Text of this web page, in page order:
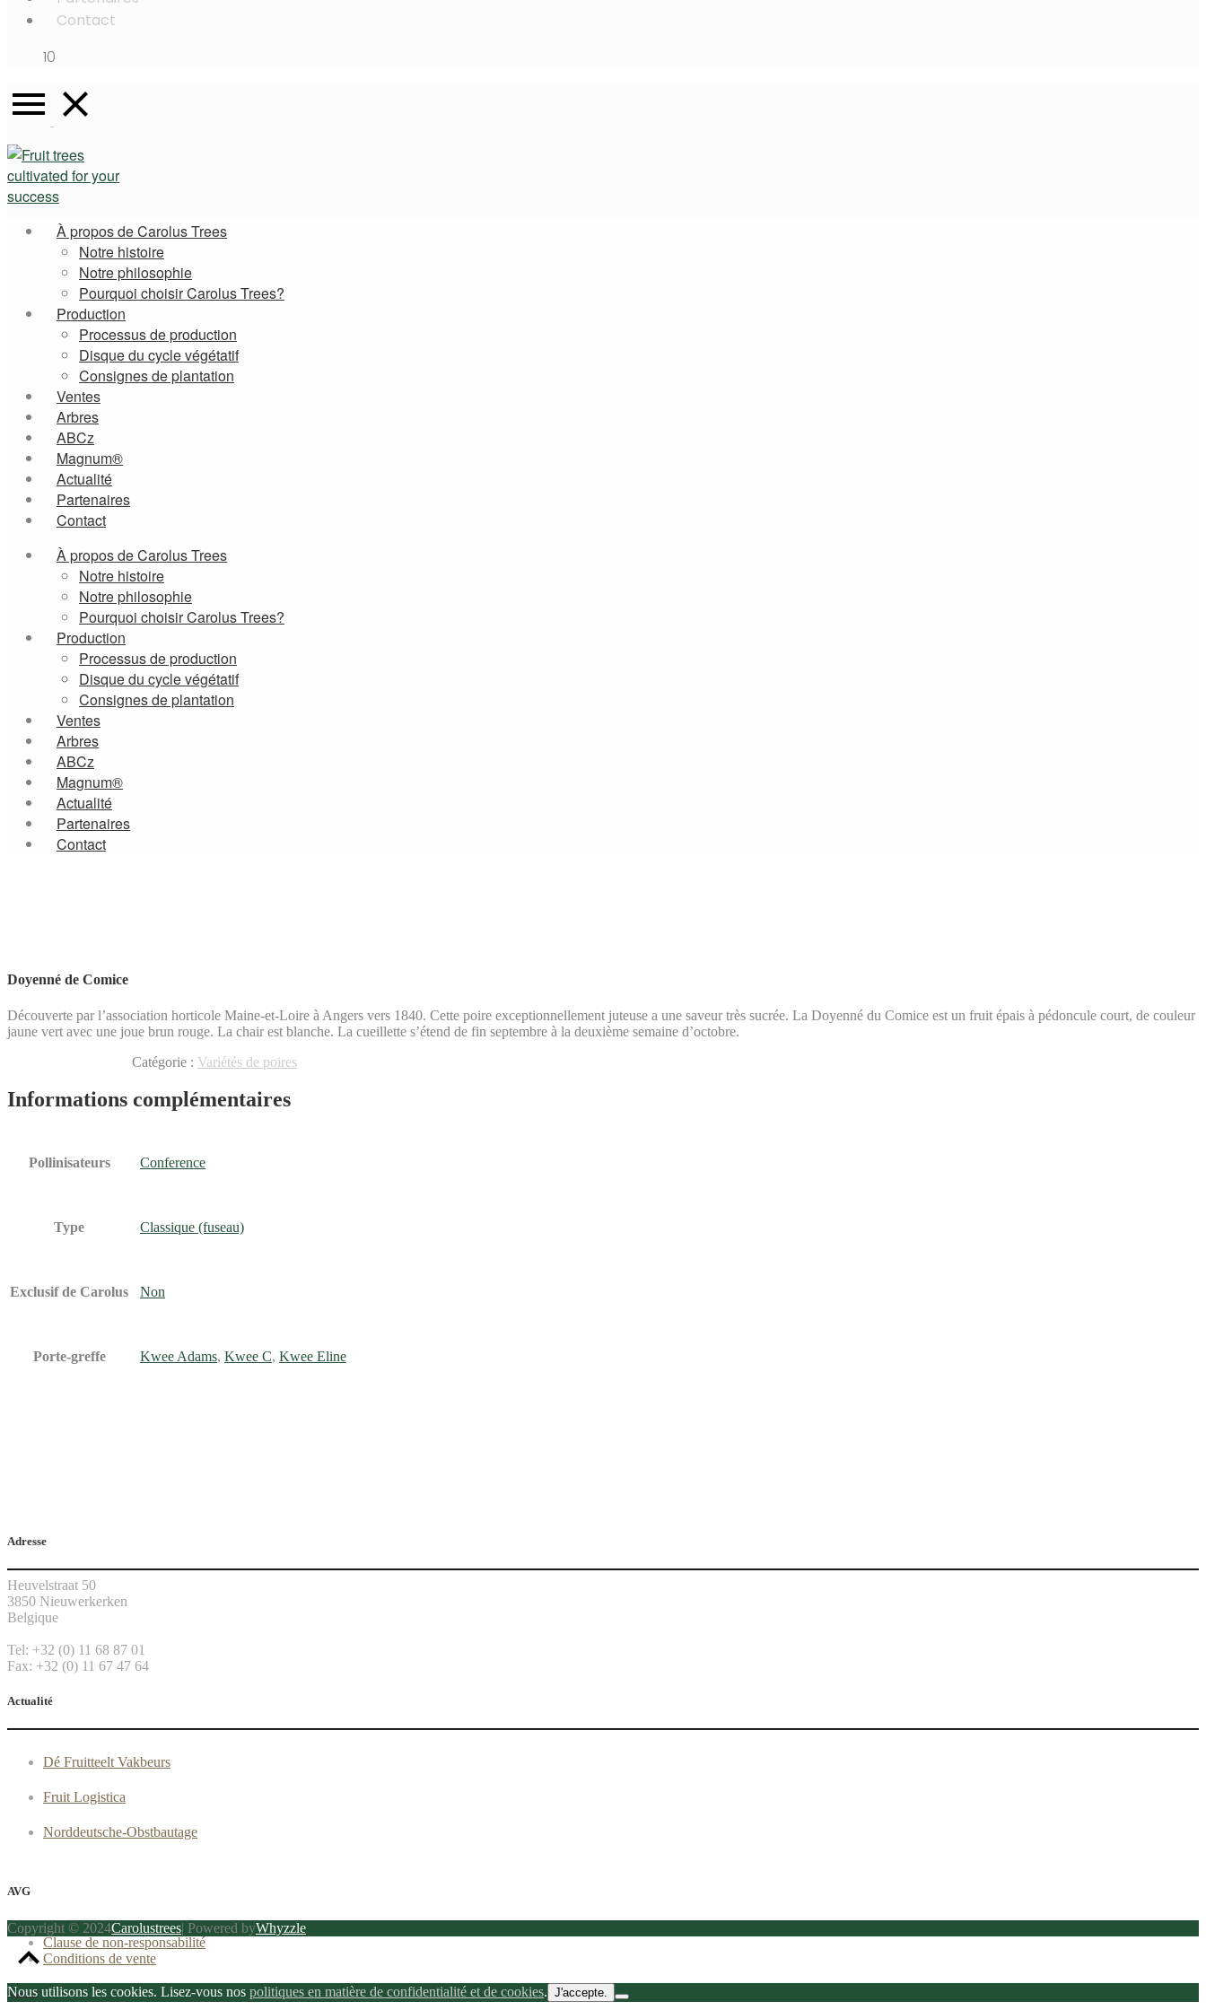
Contact
10
À propos de Carolus Trees
Notre histoire
Notre philosophie
Pourquoi choisir Carolus Trees?
Production
Processus de production
Disque du cycle végétatif
Consignes de plantation
Ventes
Arbres
ABCz
Magnum®
Actualité
Partenaires
Contact
À propos de Carolus Trees
Notre histoire
Notre philosophie
Pourquoi choisir Carolus Trees?
Production
Processus de production
Disque du cycle végétatif
Consignes de plantation
Ventes
Arbres
ABCz
Magnum®
Actualité
Partenaires
Contact
Doyenné de Comice
Découverte par l’association horticole Maine-et-Loire à Angers vers 1840. Cette poire exceptionnellement juteuse a une saveur très sucrée. La Doyenné du Comice est un fruit épais à pédoncule court, de couleur
jaune vert avec une joue brun rouge. La chair est blanche. La cueillette s’étend de fin septembre à la deuxième semaine d’octobre.
Catégorie : Variétés de poires
Informations complémentaires
Pollinisateurs Conference
Type Classique (fuseau)
Exclusif de Carolus Non
Porte-greffe Kwee Adams, Kwee C, Kwee Eline
Adresse
Heuvelstraat 50
3850 Nieuwerkerken
Belgique
Tel: +32 (0) 11 68 87 01
Fax: +32 (0) 11 67 47 64
Actualité
Dé Fruitteelt Vakbeurs
Fruit Logistica
Norddeutsche-Obstbautage
AVG
Clause de non-responsabilité
Conditions de vente
Social
Copyright © 2024Carolustrees| Powered byWhyzzle
Nous utilisons les cookies. Lisez-vous nos politiques en matière de confidentialité et de cookies. J'accepte.